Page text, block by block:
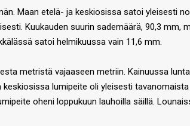
Maan etelä- ja keskiosissa satoi yleisesti
Kuukauden suurin sademäärä, 90,3
satoi helmikuussa vain 11,6 mm.
metristä vajaaseen metriin. Kainuussa
lumipeite oli yleisesti
oheni loppukuun lauhoilla säillä.